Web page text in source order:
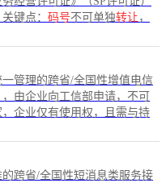
键点： 码号不可单独转让 ，
管理的跨省/全国性增值电信
由企业向工信部申请，不可
企业仅有使用权，且需与持
跨省/全国性短消息类服务接